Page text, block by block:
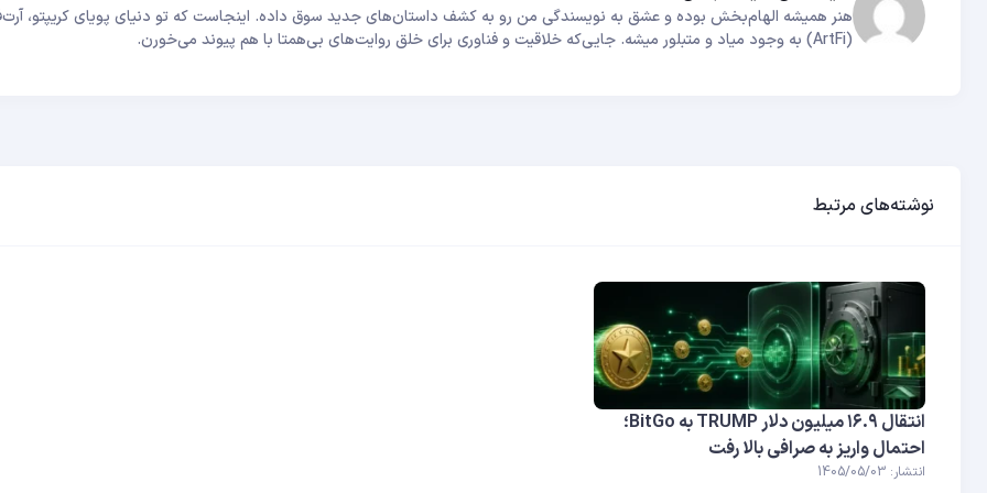
هنر همیشه الهام‌بخش بوده و عشق به نویسندگی من رو به کشف داستان‌های جدید سوق داده. اینجاست که تو دنیای پویای کریپتو،
(ArtFi) به وجود میاد و متبلور میشه. جایی‌که خلاقیت و فناوری برای خلق روایت‌های بی‌همتا با هم پیوند می‌خورن.
نوشته‌های مرتبط
انتقال ۱۶.۹ میلیون دلار TRUMP به BitGo؛
احتمال واریز به صرافی بالا رفت
انتشار: 1405/05/03